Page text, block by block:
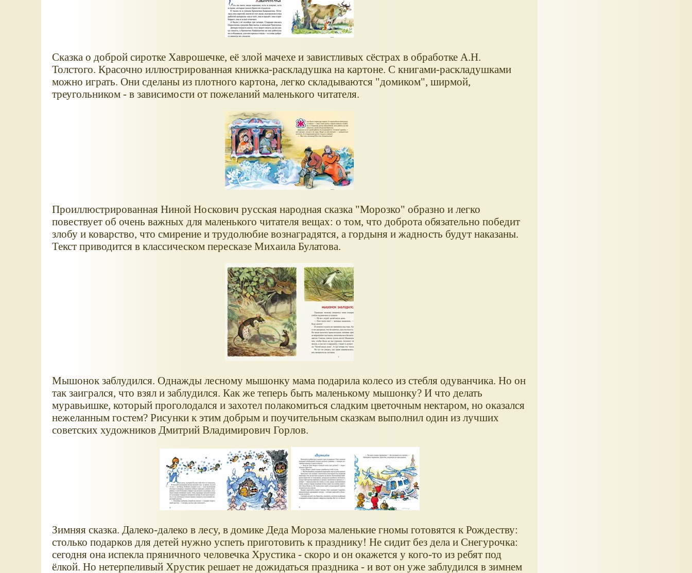
Сказка о доброй сиротке Хаврошечке, её злой мачехе и завистливых сёстрах в обработке А.Н.
Толстого. Красочно иллюстрированная книжка-раскладушка на картоне. С книгами-раскладушками
можно играть. Они сделаны из плотного картона, легко складываются "домиком", ширмой,
треугольником - в зависимости от пожеланий маленького читателя.
Проиллюстрированная Ниной Носкович русская народная сказка "Морозко" образно и легко
повествует об очень важных для маленького читателя вещах: о том, что доброта обязательно победит
злобу и коварство, что смирение и трудолюбие вознаградятся, а гордыня и жадность будут наказаны.
Текст приводится в классическом пересказе Михаила Булатова.
Мышонок заблудился. Однажды лесному мышонку мама подарила колесо из стебля одуванчика. Но он
так заигрался, что взял и заблудился. Как же теперь быть маленькому мышонку? И что делать
муравьишке, который проголодался и захотел полакомиться сладким цветочным нектаром, но оказался
нежеланным гостем? Рисунки к этим добрым и поучительным сказкам выполнил один из лучших
советских художников Дмитрий Владимирович Горлов.
Зимняя сказка. Далеко-далеко в лесу, в домике Деда Мороза маленькие гномы готовятся к Рождеству:
столько подарков для детей нужно успеть приготовить к празднику! Не сидит без дела и Снегурочка:
сегодня она испекла пряничного человечка Хрустика - скоро и он окажется у кого-то из ребят под
ёлкой. Но нетерпеливый Хрустик решает не дожидаться праздника - и вот он уже заблудился в зимнем